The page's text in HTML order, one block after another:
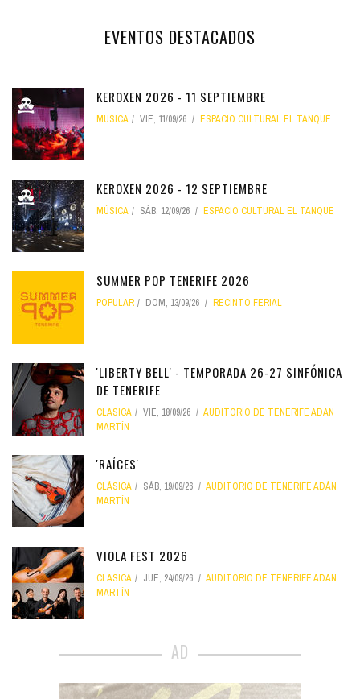
EVENTOS DESTACADOS
KEROXEN 2026 - 11 SEPTIEMBRE
MÚSICA VIE, 11/09/26 ESPACIO CULTURAL EL TANQUE
KEROXEN 2026 - 12 SEPTIEMBRE
MÚSICA SÁB, 12/09/26 ESPACIO CULTURAL EL TANQUE
SUMMER POP TENERIFE 2026
POPULAR DOM, 13/09/26 RECINTO FERIAL
'LIBERTY BELL' - TEMPORADA 26-27 SINFÓNICA
DE TENERIFE
CLÁSICA VIE, 18/09/26
AUDITORIO DE TENERIFE ADÁN
MARTÍN
'RAÍCES'
CLÁSICA SÁB, 19/09/26
AUDITORIO DE TENERIFE ADÁN
MARTÍN
VIOLA FEST 2026
CLÁSICA JUE, 24/09/26
AUDITORIO DE TENERIFE ADÁN
MARTÍN
AD